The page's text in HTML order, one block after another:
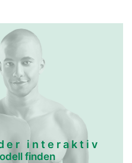
interaktiv
finden